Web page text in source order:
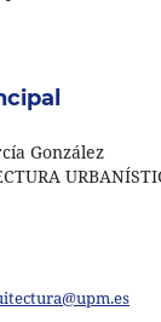
González